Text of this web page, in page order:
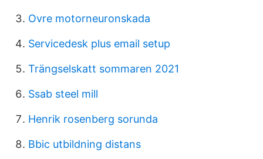
Ovre motorneuronskada
Servicedesk plus email setup
Trängselskatt sommaren 2021
Ssab steel mill
Henrik rosenberg sorunda
Bbic utbildning distans